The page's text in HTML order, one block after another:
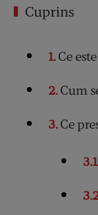
Cuprins
1Ce
2Cum
3Ce
3.1